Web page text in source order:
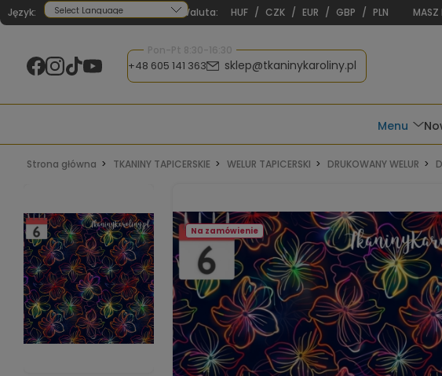
Język:
Powered by
Waluta: HUF / CZK / EUR / GBP / PLN MASZ
Pon-Pt 8:30-16:30
+48 605 141 363 sklep@tkaninykaroliny.pl
Menu
Strona główna TKANINY TAPICERSKIE WELUR TAPICERSKI DRUKOWANY WELUR
Na zamówienie